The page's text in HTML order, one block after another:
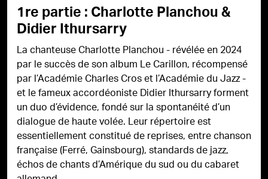
1re partie : Charlotte Planchou &
Didier Ithursarry
La chanteuse Charlotte Planchou - révélée en 2024
par le succès de son album Le Carillon, récompensé
par l’Académie Charles Cros et l’Académie du Jazz -
et le fameux accordéoniste Didier Ithursarry forment
un duo d’évidence, fondé sur la spontanéité d’un
dialogue de haute volée. Leur répertoire est
essentiellement constitué de reprises, entre chanson
française (Ferré, Gainsbourg), standards de jazz,
échos de chants d’Amérique du sud ou du cabaret